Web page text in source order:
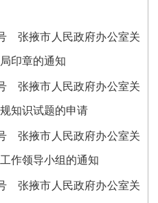
张掖市人民政府办公室关
印章的通知
张掖市人民政府办公室关
知识试题的申请
张掖市人民政府办公室关
作领导小组的通知
张掖市人民政府办公室关